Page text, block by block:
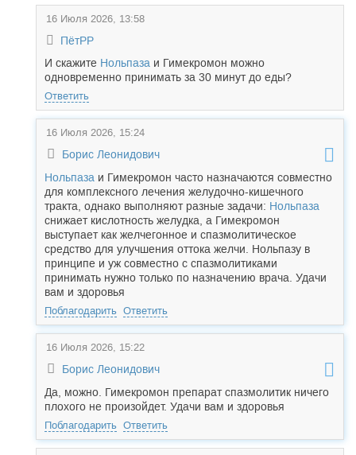
16 Июля 2026, 13:58
ПётРР
И скажите Нольпаза и Гимекромон можно
одновременно принимать за 30 минут до еды?
Ответить
16 Июля 2026, 15:24
Борис Леонидович
Нольпаза и Гимекромон часто назначаются совместно
для комплексного лечения желудочно-кишечного
тракта, однако выполняют разные задачи: Нольпаза
снижает кислотность желудка, а Гимекромон
выступает как желчегонное и спазмолитическое
средство для улучшения оттока желчи. Нольпазу в
принципе и уж совместно с спазмолитиками
принимать нужно только по назначению врача. Удачи
вам и здоровья
Поблагодарить Ответить
16 Июля 2026, 15:22
Борис Леонидович
Да, можно. Гимекромон препарат спазмолитик ничего
плохого не произойдет. Удачи вам и здоровья
Поблагодарить Ответить